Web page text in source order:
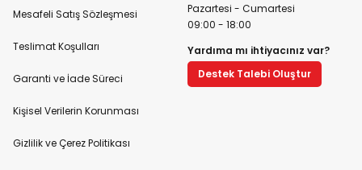
Mesafeli Satış Sözleşmesi
Teslimat Koşulları
Garanti ve İade Süreci
Kişisel Verilerin Korunması
Gizlilik ve Çerez Politikası
Pazartesi - Cumartesi
09:00 - 18:00
Yardıma mı ihtiyacınız var?
Destek Talebi Oluştur